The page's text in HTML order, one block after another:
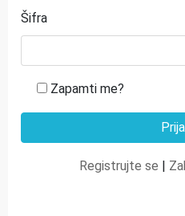
Šifra
Zapamti me?
Registrujte se |